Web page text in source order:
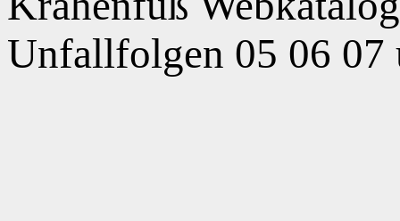
Unfallfolgen 05 06 07